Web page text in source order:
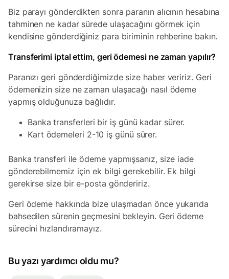
Biz parayı gönderdikten sonra paranın alıcının hesabına
tahminen ne kadar sürede ulaşacağını görmek için
kendisine gönderdiğiniz para biriminin rehberine bakın.
Transferimi iptal ettim, geri ödemesi ne zaman yapılır?
Paranızı geri gönderdiğimizde size haber veririz. Geri
ödemenizin size ne zaman ulaşacağı nasıl ödeme
yapmış olduğunuza bağlıdır.
Banka transferleri bir iş günü kadar sürer.
Kart ödemeleri 2-10 iş günü sürer.
Banka transferi ile ödeme yapmışsanız, size iade
gönderebilmemiz için ek bilgi gerekebilir. Ek bilgi
gerekirse size bir e-posta göndeririz.
Geri ödeme hakkında bize ulaşmadan önce yukarıda
bahsedilen sürenin geçmesini bekleyin. Geri ödeme
sürecini hızlandıramayız.
Bu yazı yardımcı oldu mu?